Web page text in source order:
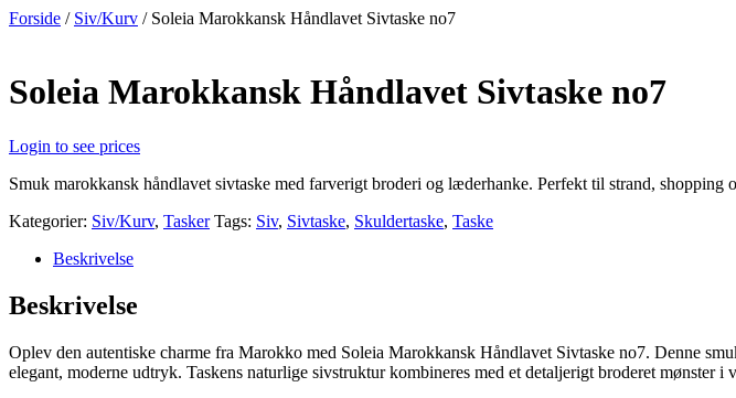
Videre
Forside / Siv/Kurv / Soleia Marokkansk Håndlavet Sivtaske no7
Soleia Marokkansk Håndlavet Sivtaske no7
Login to see prices
Smuk marokkansk håndlavet sivtaske med farverigt broderi og læderhanke. Perfekt til strand,
Kategorier: Siv/Kurv, Tasker Tags: Siv, Sivtaske, Skuldertaske, Taske
Beskrivelse
Beskrivelse
Oplev den autentiske charme fra Marokko med Soleia Marokkansk Håndlavet Sivtaske no7. Denne
elegant, moderne udtryk. Taskens naturlige sivstruktur kombineres med et detaljerigt broderet mønster